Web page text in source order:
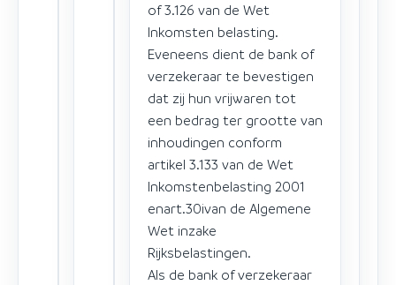
of 3.126 van de Wet
Inkomsten belasting.
Eveneens dient de bank of
verzekeraar te bevestigen
dat zij hun vrijwaren tot
een bedrag ter grootte van
inhoudingen conform
artikel 3.133 van de Wet
Inkomstenbelasting 2001
enart.30ivan de Algemene
Wet inzake
Rijksbelastingen.
Als de bank of verzekeraar